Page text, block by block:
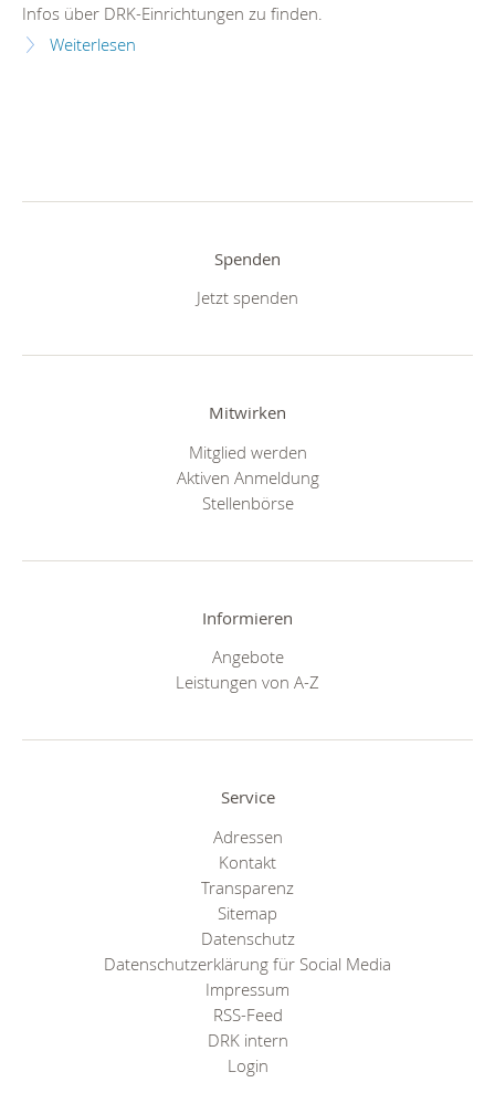
Infos über DRK-Einrichtungen zu finden.
Weiterlesen
Spenden
Jetzt spenden
Mitwirken
Mitglied werden
Aktiven Anmeldung
Stellenbörse
Informieren
Angebote
Leistungen von A-Z
Service
Adressen
Kontakt
Transparenz
Sitemap
Datenschutz
Datenschutzerklärung für Social Media
Impressum
RSS-Feed
DRK intern
Login